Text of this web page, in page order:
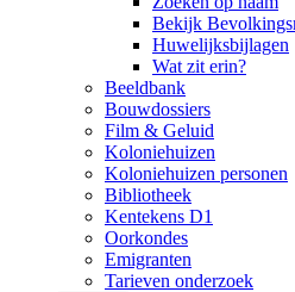
Bekijk
Huwelijksbijlagen
Wat zit erin?
Beeldbank
Bouwdossiers
Film & Geluid
Koloniehuizen
Koloniehuizen personen
Bibliotheek
Kentekens D1
Oorkondes
Emigranten
Tarieven onderzoek